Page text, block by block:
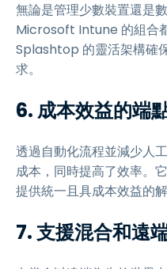
無論是管理少數裝置還是
Microsoft Intune 的組合
Splashtop 的靈活架構確
求。
6. 成本效益的端
透過自動化流程並減少人
成本，同時提高了效率。
提供統一且具成本效益的解
7. 支援混合和遠